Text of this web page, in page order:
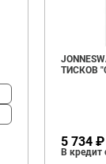
ТИСКОВ
5 734 ₽
В кредит